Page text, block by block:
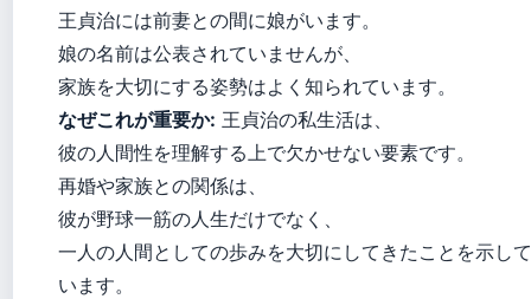
王貞治には前妻との間に娘がいます。
娘の名前は公表されていませんが、
家族を大切にする姿勢はよく知られています。
なぜこれが重要か: 王貞治の私生活は、
彼の人間性を理解する上で欠かせない要素です。
再婚や家族との関係は、
彼が野球一筋の人生だけでなく、
一人の人間としての歩みを大切にしてきたことを示して
います。